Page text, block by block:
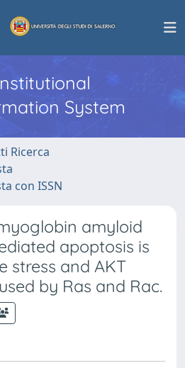
System
Ricerca
con ISSN
amyloid
apoptosis is
stress and AKT
by Ras and Rac.